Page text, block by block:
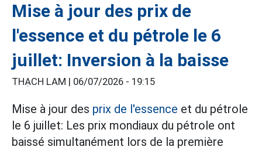
Mise à jour des prix de
l'essence et du pétrole le 6
juillet: Inversion à la baisse
THẠCH LAM | 06/07/2026 - 19:15
Mise à jour des prix de l'essence et du pétrole
le 6 juillet: Les prix mondiaux du pétrole ont
baissé simultanément lors de la première